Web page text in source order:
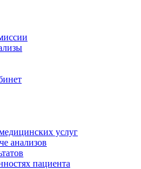
услуг
анализов
пациента